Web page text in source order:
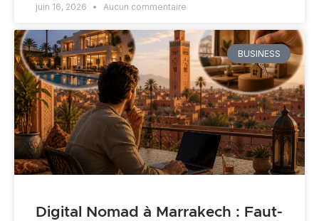
juin 16, 2026 Aucun commentaire
BUSINESS
Digital Nomad à Marrakech : Faut-